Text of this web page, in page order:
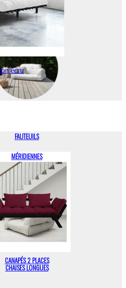
OUTDOOR
FAUTEUILS
CHAISES LONGUES
écru
MÉRIDIENNES
CANAPÉS 2 PLACES